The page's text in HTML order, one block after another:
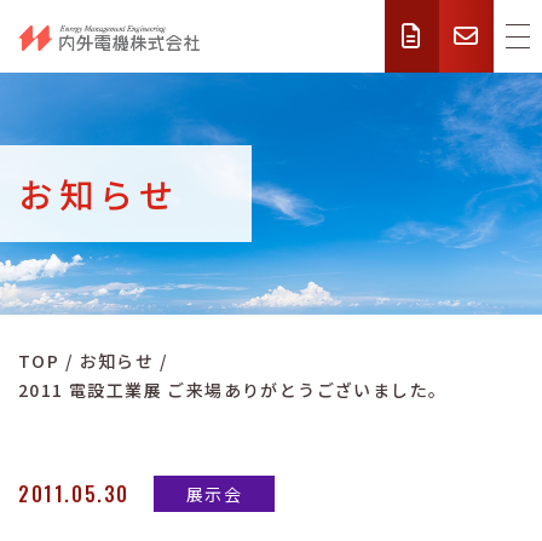
お知らせ
TOP
お知らせ
2011 電設工業展 ご来場ありがとうございました。
2011.05.30 展示会